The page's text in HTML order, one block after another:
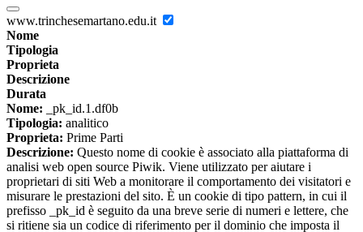
www.trinchesemartano.edu.it
Nome
Tipologia
Proprieta
Descrizione
Durata
Nome: _pk_id.1.df0b
Tipologia: analitico
Proprieta: Prime Parti
Descrizione: Questo nome di cookie è associato alla piattaforma di
analisi web open source Piwik. Viene utilizzato per aiutare i
proprietari di siti Web a monitorare il comportamento dei visitatori e
misurare le prestazioni del sito. È un cookie di tipo pattern, in cui il
prefisso _pk_id è seguito da una breve serie di numeri e lettere, che
si ritiene sia un codice di riferimento per il dominio che imposta il